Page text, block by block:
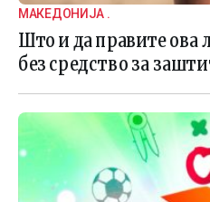
МАКЕДОНИЈА .
Што и да правите ова
без средство за